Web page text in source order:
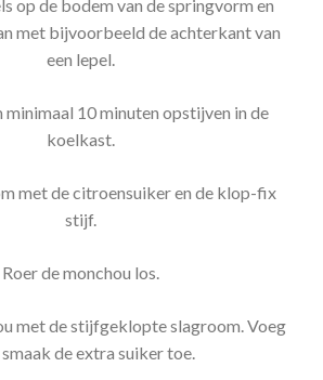
op de bodem van de springvorm en
met bijvoorbeeld de achterkant van
een lepel.
minimaal 10 minuten opstijven in de
koelkast.
met de citroensuiker en de klop-fix
stijf.
Roer de monchou los.
met de stijfgeklopte slagroom. Voeg
de extra suiker toe.